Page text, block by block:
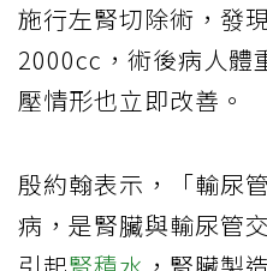
施行左腎切除術，發
2000cc，術後病人體
壓情形也立即改善。
殷約翰表示，「輸尿
病，是腎臟與輸尿管